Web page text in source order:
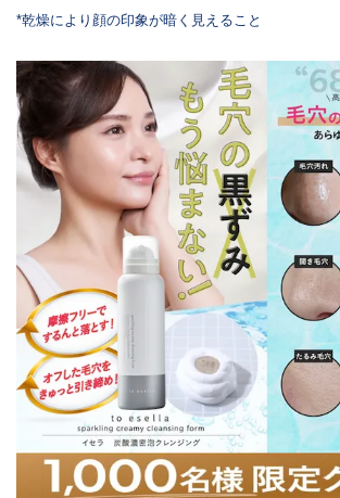
*乾燥により顔の印象が暗く見えること